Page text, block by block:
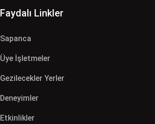
Faydalı Linkler
Sapanca
Üye İşletmeler
Gezilecekler Yerler
Deneyimler
Etkinlikler